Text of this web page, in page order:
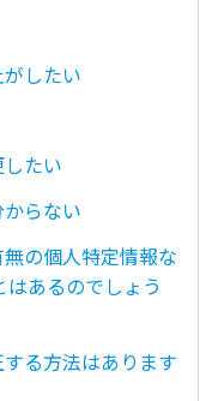
がしたい
したい
からない
無の個人特定情報な
あるのでしょう
する方法はあります